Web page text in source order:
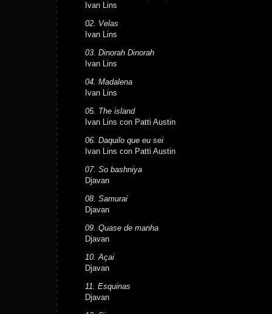
Ivan Lins
02. Velas
Ivan Lins
03. Dinorah Dinorah
Ivan Lins
04. Madalena
Ivan Lins
05. The island
Ivan Lins con Patti Austin
06. Daquilo que eu sei
Ivan Lins con Patti Austin
07. So bashniya
Djavan
08. Samurai
Djavan
09. Quase de manha
Djavan
10. Açai
Djavan
11. Esquinas
Djavan